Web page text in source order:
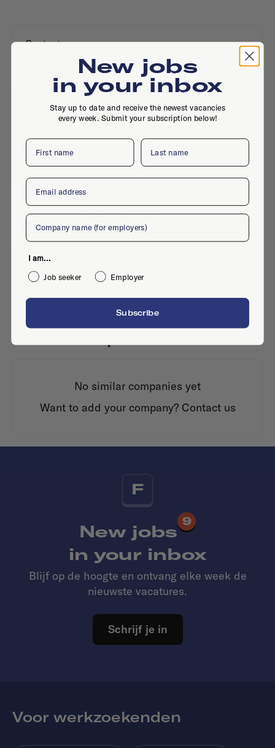
Contact
Active jobs
No active jobs right now
Is this your company profile?
No similar companies yet
Want to add your company? Contact us
F
New jobs
9
in your inbox
Blijf op de hoogte en ontvang elke week de
nieuwste vacatures.
Schrijf je in
Voor werkzoekenden
New jobs
in your inbox
Stay up to date and receive the newest vacancies
every week. Submit your subscription below!
First name Last name
Email
Company
I am...
Job seeker
Employer
Subscribe